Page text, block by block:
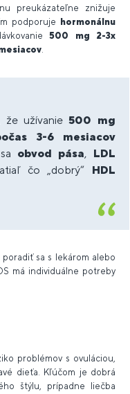
preukázateľne znižuje
podporuje
hormonálnu
500 mg 2-3x
.
že užívanie 500 mg
3-6 mesiacov
obvod pása, LDL
čo „dobrý“ HDL
sa s lekárom alebo
má individuálne potreby
problémov s ovuláciou,
dieťa. Kľúčom je dobrá
štýlu, prípadne liečba